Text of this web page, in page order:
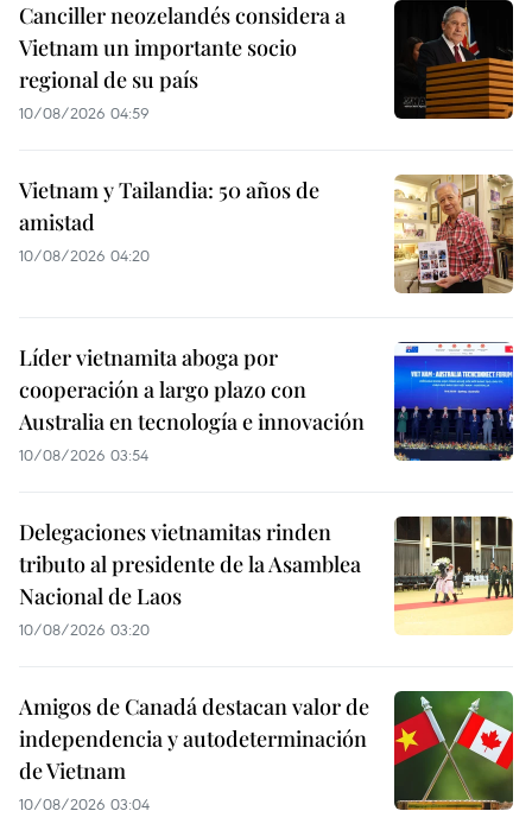
Canciller neozelandés considera a
Vietnam un importante socio
regional de su país
10/08/2026 04:59
Vietnam y Tailandia: 50 años de
amistad
10/08/2026 04:20
Líder vietnamita aboga por
cooperación a largo plazo con
Australia en tecnología e innovación
10/08/2026 03:54
Delegaciones vietnamitas rinden
tributo al presidente de la Asamblea
Nacional de Laos
10/08/2026 03:20
Amigos de Canadá destacan valor de
independencia y autodeterminación
de Vietnam
10/08/2026 03:04